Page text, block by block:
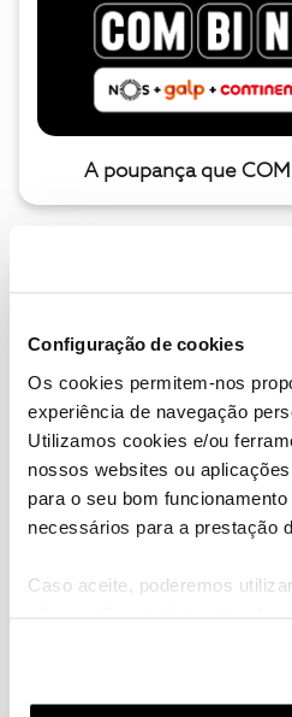
Configuração de cookies
Os cookies permitem-nos
experiência de navegação
Utilizamos cookies e/ou
nossos websites ou
para o seu bom
necessários para a prestação
Caso aceite, poderemos
funcionalidades (cookies de
funcionalidade) e adaptar
A poupança que
Descubra as novidades